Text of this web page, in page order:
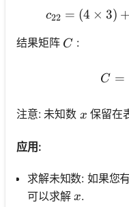
c22 = (4 × 3) +
结果矩阵 C
C :
C =
注意: 未知数 x
x 保留在
应用:
求解未知数: 如果您
可以求解x
x.